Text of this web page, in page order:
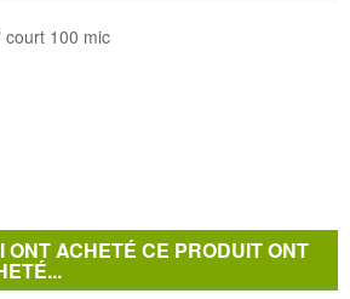
court 100 mic
ONT ACHETÉ CE PRODUIT ONT